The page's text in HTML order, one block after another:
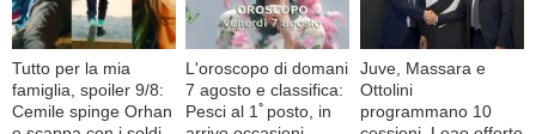
Tutto per la mia
famiglia, spoiler 9/8:
Cemile spinge Orhan
L'oroscopo di domani
7 agosto e classifica:
Pesci al 1ﾟposto, in
Juve, Massara e
Ottolini
programmano 10